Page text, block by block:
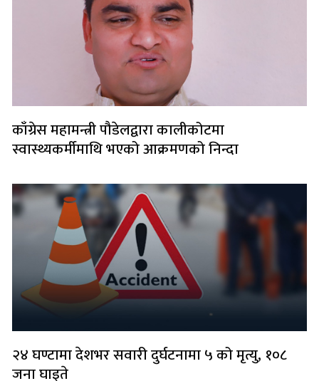
काँग्रेस महामन्त्री पौडेलद्वारा कालीकोटमा
स्वास्थ्यकर्मीमाथि भएको आक्रमणको निन्दा
२४ घण्टामा देशभर सवारी दुर्घटनामा ५ को मृत्यु, १०८
जना घाइते